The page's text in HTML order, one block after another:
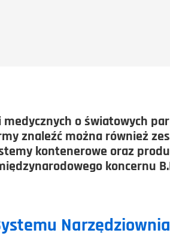
o światowych
znaleźć można również
kontenerowe oraz
koncernu